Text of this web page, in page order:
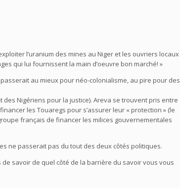
l’uranium des mines au Niger et les ouvriers locaux
qui lui fournissent la main d’oeuvre bon marché! »
au mieux pour néo-colonialisme, au pire pour des
Nigériens pour la justice). Areva se trouvent pris entre
les Touaregs pour s’assurer leur « protection » (le
français de financer les milices gouvernementales
ne passerait pas du tout des deux côtés politiques.
savoir de quel côté de la barrière du savoir vous vous